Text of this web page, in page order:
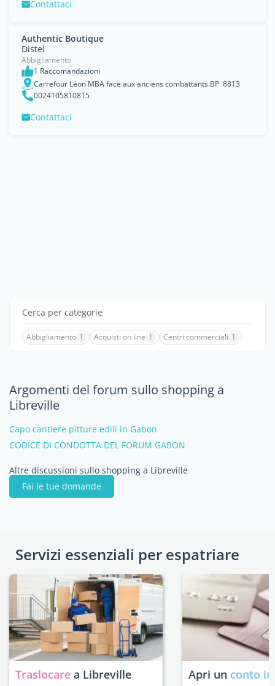
Contattaci
Authentic Boutique
Distel
Abbigliamento
1 Raccomandazioni
Carrefour Léon MBA face aux anciens combattants.BP. 8813
0024105810815
Contattaci
Cerca per categorie
Abbigliamento 1 Acquisti on line 1 Centri commerciali 1
Argomenti del forum sullo shopping a
Libreville
Capo cantiere pitture edili in Gabon
CODICE DI CONDOTTA DEL FORUM GABON
Altre discussioni sullo shopping a Libreville
Fai le tue domande
Servizi essenziali per espatriare
Traslocare a Libreville Apri un conto